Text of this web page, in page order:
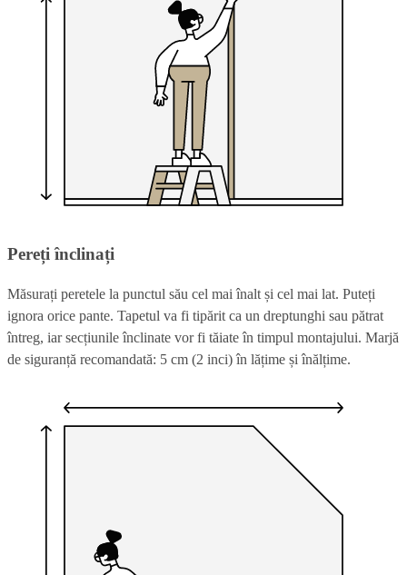
Pereți înclinați
Măsurați peretele la punctul său cel mai înalt și cel mai lat. Puteți
ignora orice pante. Tapetul va fi tipărit ca un dreptunghi sau pătrat
întreg, iar secțiunile înclinate vor fi tăiate în timpul montajului. Marjă
de siguranță recomandată: 5 cm (2 inci) în lățime și înălțime.